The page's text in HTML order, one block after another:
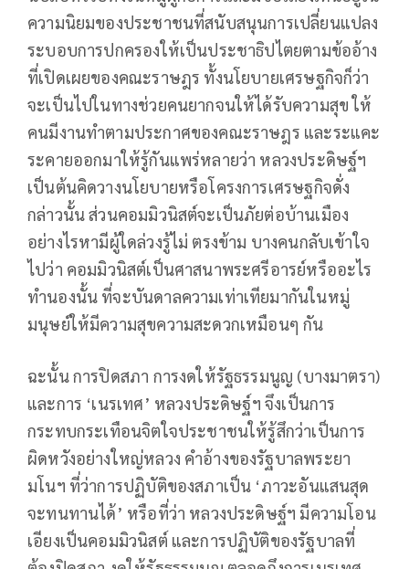
ความนิยมของประชาชนที่สนับสนุนการเปลี่ยนแปลง
ระบอบการปกครองให้เป็นประชาธิปไตยตามข้ออ้าง
ที่เปิดเผยของคณะราษฎร ทั้งนโยบายเศรษฐกิจก็ว่า
จะเป็นไปในทางช่วยคนยากจนให้ได้รับความสุข ให้
คนมีงานทำตามประกาศของคณะราษฎร และระแคะ
ระคายออกมาให้รู้กันแพร่หลายว่า หลวงประดิษฐ์ฯ
เป็นต้นคิดวางนโยบายหรือโครงการเศรษฐกิจดั่ง
กล่าวนั้น ส่วนคอมมิวนิสต์จะเป็นภัยต่อบ้านเมือง
อย่างไรหามีผู้ใดล่วงรู้ไม่ ตรงข้าม บางคนกลับเข้าใจ
ไปว่า คอมมิวนิสต์เป็นศาสนาพระศรีอารย์หรืออะไร
ทำนองนั้น ที่จะบันดาลความเท่าเทียมากันในหมู่
มนุษย์ให้มีความสุขความสะดวกเหมือนๆ กัน
ฉะนั้น การปิดสภา การงดให้รัฐธรรมนูญ (บางมาตรา)
และการ ‘เนรเทศ’ หลวงประดิษฐ์ฯ จึงเป็นการ
กระทบกระเทือนจิตใจประชาชนให้รู้สึกว่าเป็นการ
ผิดหวังอย่างใหญ่หลวง คำอ้างของรัฐบาลพระยา
มโนฯ ที่ว่าการปฏิบัติของสภาเป็น ‘ภาวะอันแสนสุด
จะทนทานได้’ หรือที่ว่า หลวงประดิษฐ์ฯ มีความโอน
เอียงเป็นคอมมิวนิสต์ และการปฏิบัติของรัฐบาลที่